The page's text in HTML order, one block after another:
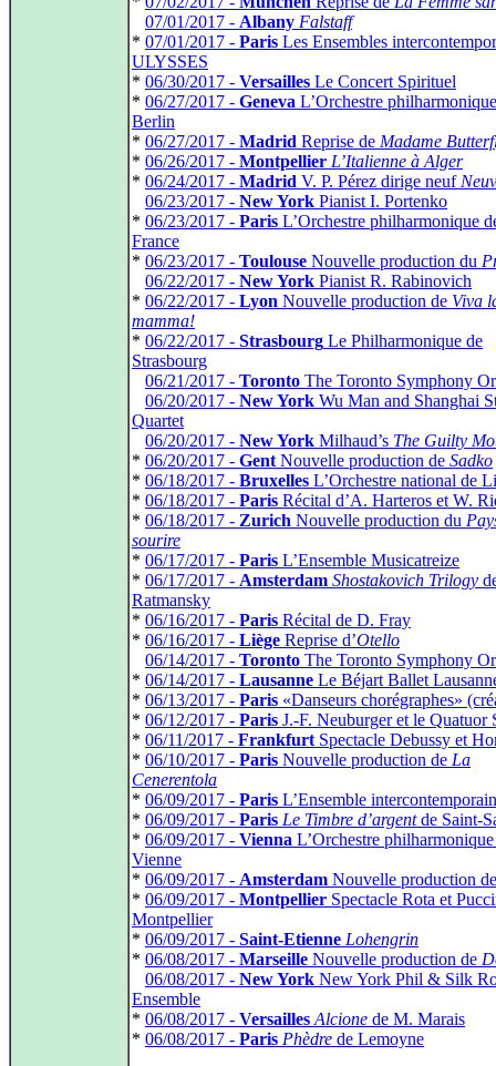
07/01/2017 - Albany Falstaff
* 07/01/2017 - Paris Les Ensembles
ULYSSES
* 06/30/2017 - Versailles Le Concert Spirituel
* 06/27/2017 - Geneva L’Orchestre
Berlin
* 06/27/2017 - Madrid Reprise de Madame
* 06/26/2017 - Montpellier L’Italienne à Alger
* 06/24/2017 - Madrid V. P. Pérez dirige neuf
06/23/2017 - New York Pianist I. Portenko
* 06/23/2017 - Paris L’Orchestre philharmonique
France
* 06/23/2017 - Toulouse Nouvelle production du
06/22/2017 - New York Pianist R. Rabinovich
* 06/22/2017 - Lyon Nouvelle production de Viva
mamma!
* 06/22/2017 - Strasbourg Le Philharmonique de
Strasbourg
06/21/2017 - Toronto The Toronto Symphony
06/20/2017 - New York Wu Man and Shanghai
Quartet
06/20/2017 - New York Milhaud’s The Guilty
* 06/20/2017 - Gent Nouvelle production de Sadko
* 06/18/2017 - Bruxelles L’Orchestre national de
* 06/18/2017 - Paris Récital d’A. Harteros et W.
* 06/18/2017 - Zurich Nouvelle production du
sourire
* 06/17/2017 - Paris L’Ensemble Musicatreize
* 06/17/2017 - Amsterdam Shostakovich Trilogy
Ratmansky
* 06/16/2017 - Paris Récital de D. Fray
* 06/16/2017 - Liège Reprise d’Otello
06/14/2017 - Toronto The Toronto Symphony
* 06/14/2017 - Lausanne Le Béjart Ballet
* 06/13/2017 - Paris «Danseurs chorégraphes»
* 06/12/2017 - Paris J.-F. Neuburger et le Quatuor
* 06/11/2017 - Frankfurt Spectacle Debussy et
* 06/10/2017 - Paris Nouvelle production de La
Cenerentola
* 06/09/2017 - Paris L’Ensemble intercontemporain
* 06/09/2017 - Paris Le Timbre d’argentde Saint-
* 06/09/2017 - Vienna L’Orchestre
Vienne
* 06/09/2017 - Amsterdam Nouvelle production
* 06/09/2017 - Montpellier Spectacle Rota et
Montpellier
* 06/09/2017 - Saint-Etienne Lohengrin
* 06/08/2017 - Marseille Nouvelle production de
06/08/2017 - New York New York Phil & Silk
Ensemble
* 06/08/2017 - Versailles Alcione de M. Marais
* 06/08/2017 - Paris Phèdre de Lemoyne